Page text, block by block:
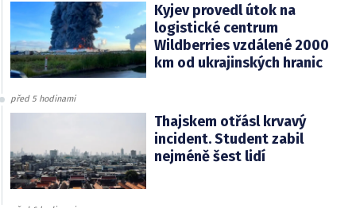
Kyjev provedl útok na
logistické centrum
Wildberries vzdálené 2000
km od ukrajinských hranic
před 5 hodinami
Thajskem otřásl krvavý
incident. Student zabil
nejméně šest lidí